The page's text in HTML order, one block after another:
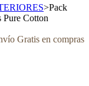
>Pack
Pure Cotton
Gratis en compras